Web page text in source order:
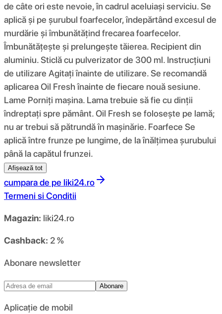
de câte ori este nevoie, în cadrul aceluiași serviciu. Se
aplică și pe șurubul foarfecelor, îndepărtând excesul de
murdărie și îmbunătățind frecarea foarfecelor.
Îmbunătățește și prelungește tăierea. Recipient din
aluminiu. Sticlă cu pulverizator de 300 ml. Instrucțiuni
de utilizare Agitați înainte de utilizare. Se recomandă
aplicarea Oil Fresh înainte de fiecare nouă sesiune.
Lame Porniți mașina. Lama trebuie să fie cu dinții
îndreptați spre pământ. Oil Fresh se folosește pe lamă;
nu ar trebui să pătrundă în mașinărie. Foarfece Se
aplică între frunze pe lungime, de la înălțimea șurubului
până la capătul frunzei.
Afișează tot
cumpara de pe liki24.ro
Termeni si Conditii
Magazin: liki24.ro
Cashback: 2 %
Abonare newsletter
Abonare
Aplicație de mobil